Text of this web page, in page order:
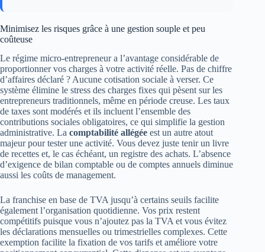
Minimisez les risques grâce à une gestion souple et peu
coûteuse
Le régime micro-entrepreneur a l’avantage considérable de
proportionner vos charges à votre activité réelle. Pas de chiffre
d’affaires déclaré ? Aucune cotisation sociale à verser. Ce
système élimine le stress des charges fixes qui pèsent sur les
entrepreneurs traditionnels, même en période creuse. Les taux
de taxes sont modérés et ils incluent l’ensemble des
contributions sociales obligatoires, ce qui simplifie la gestion
administrative. La comptabilité allégée est un autre atout
majeur pour tester une activité. Vous devez juste tenir un livre
de recettes et, le cas échéant, un registre des achats. L’absence
d’exigence de bilan comptable ou de comptes annuels diminue
aussi les coûts de management.
La franchise en base de TVA jusqu’à certains seuils facilite
également l’organisation quotidienne. Vos prix restent
compétitifs puisque vous n’ajoutez pas la TVA et vous évitez
les déclarations mensuelles ou trimestrielles complexes. Cette
exemption facilite la fixation de vos tarifs et améliore votre